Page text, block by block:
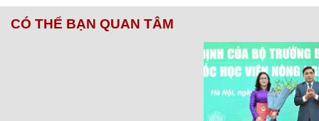
CÓ THỂ BẠN QUAN TÂM